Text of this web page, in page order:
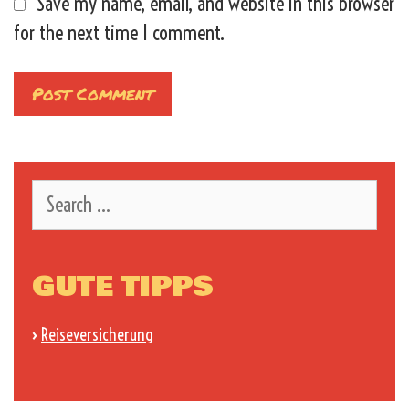
for the next time I comment.
for:
GUTE TIPPS
› Reiseversicherung